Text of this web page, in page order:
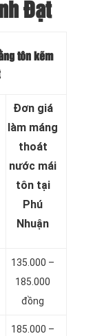
Đạt
tôn kẽm
Đơn giá
làm máng
thoát
nước mái
tôn tại
Phú
Nhuận
135.000 –
185.000
đồng
185.000 –